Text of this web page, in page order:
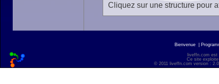
Cliquez sur une structure pour
Bienvenue
liveffn.com est
Ce site
© 2011 liveffn.com version :